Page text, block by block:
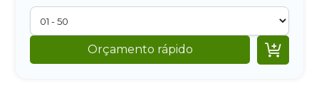
Orçamento rápido 